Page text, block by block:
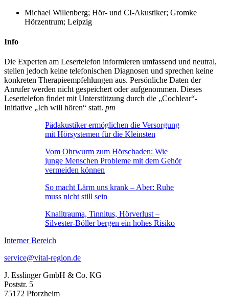
Michael Willenberg; Hör- und CI-Akustiker; Gromke
Hörzentrum; Leipzig
Info
Die Experten am Lesertelefon informieren umfassend und neutral,
stellen jedoch keine telefonischen Diagnosen und sprechen keine
konkreten Therapieempfehlungen aus. Persönliche Daten der
Anrufer werden nicht gespeichert oder aufgenommen. Dieses
Lesertelefon findet mit Unterstützung durch die „Cochlear“-
Initiative „Ich will hören“ statt. pm
Pädakustiker ermöglichen die Versorgung
mit Hörsystemen für die Kleinsten
Vom Ohrwurm zum Hörschaden: Wie
junge Menschen Probleme mit dem Gehör
vermeiden können
So macht Lärm uns krank – Aber: Ruhe
muss nicht still sein
Knalltrauma, Tinnitus, Hörverlust –
Silvester-Böller bergen ein hohes Risiko
Interner Bereich
service@vital-region.de
J. Esslinger GmbH & Co. KG
Poststr. 5
75172 Pforzheim